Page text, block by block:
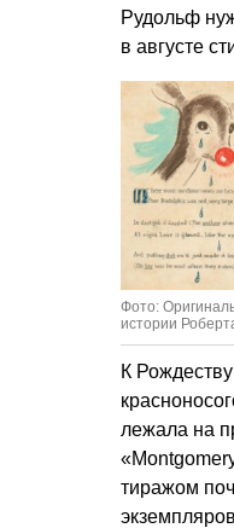
Рудольф
в августе
Фото:
истории
К
лежала на
тиражом